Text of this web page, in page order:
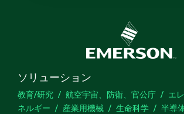
ソリューション
教育/研究 航空宇宙、防衛、官公庁 エ
ネルギー
産業用機械 生命科学 半導